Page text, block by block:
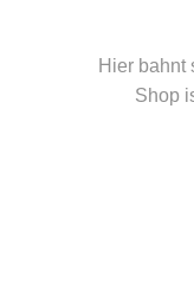
Hier bahnt
Shop